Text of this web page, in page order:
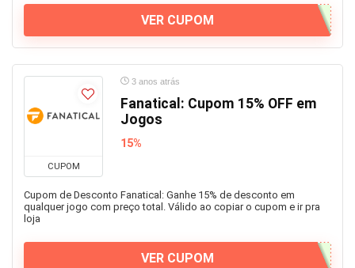
VER CUPOM
CUPOM
3 anos atrás
Fanatical: Cupom 15% OFF em
Jogos
15%
Cupom de Desconto Fanatical: Ganhe 15% de desconto em
qualquer jogo com preço total. Válido ao copiar o cupom e ir pra
loja
VER CUPOM